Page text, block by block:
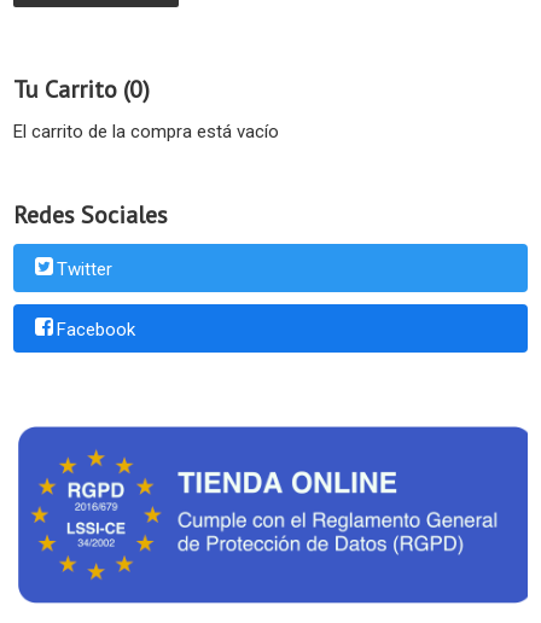
Tu Carrito (0)
El carrito de la compra está vacío
Redes Sociales
Twitter
Facebook